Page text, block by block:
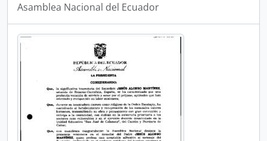
Asamblea Nacional del Ecuador